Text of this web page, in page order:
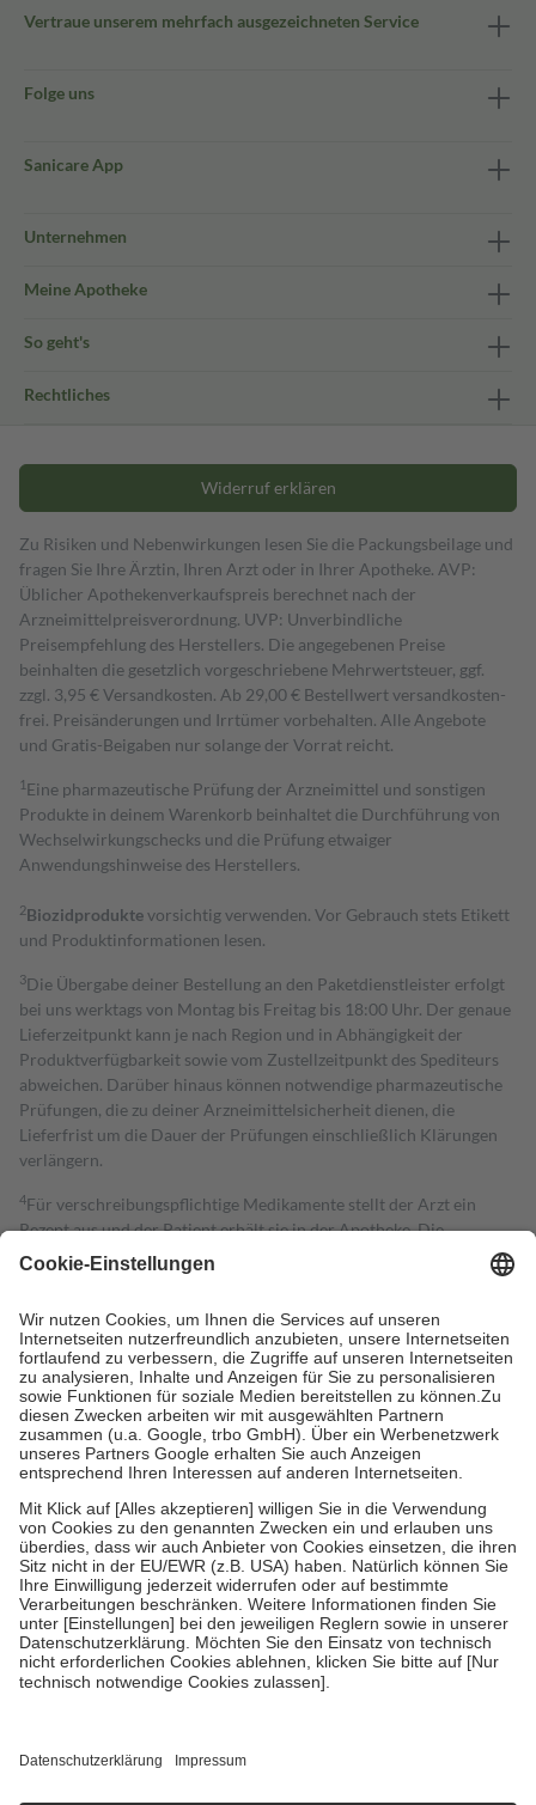
Vertraue unserem mehrfach ausgezeichneten Service
Folge uns
Sanicare App
Unternehmen
Meine Apotheke
So geht's
Rechtliches
Widerruf erklären
Zu Risiken und Nebenwirkungen lesen Sie die Packungsbeilage und
fragen Sie Ihre Ärztin, Ihren Arzt oder in Ihrer Apotheke. AVP:
Üblicher Apothekenverkaufspreis berechnet nach der
Arzneimittelpreisverordnung. UVP: Unverbindliche
Preisempfehlung des Herstellers. Die angegebenen Preise
beinhalten die gesetzlich vorgeschriebene Mehrwertsteuer, ggf.
zzgl. 3,95 € Versandkosten. Ab 29,00 € Bestell­wert versand­kosten­
frei. Preisänderungen und Irrtümer vorbehalten. Alle Angebote
und Gratis-Beigaben nur solange der Vorrat reicht.
1 Eine pharmazeutische Prüfung der Arzneimittel und sonstigen
Produkte in deinem Warenkorb beinhaltet die Durchführung von
Wechselwirkungschecks und die Prüfung etwaiger
Anwendungshinweise des Herstellers.
2Biozidproduktevorsichtig verwenden. Vor Gebrauch stets Etikett
und Produktinformationen lesen.
3Die Übergabe deiner Bestellung an den Paketdienstleister erfolgt
bei uns werktags von Montag bis Freitag bis 18:00 Uhr. Der genaue
Lieferzeitpunkt kann je nach Region und in Abhängigkeit der
Produktverfügbarkeit sowie vom Zustellzeitpunkt des Spediteurs
abweichen. Darüber hinaus können notwendige pharmazeutische
Prüfungen, die zu deiner Arzneimittelsicherheit dienen, die
Lieferfrist um die Dauer der Prüfungen einschließlich Klärungen
verlängern.
4Für verschreibungspflichtige Medikamente stellt der Arzt ein
Rezept aus und der Patient erhält sie in der Apotheke. Die
gesetzliche Krankenversicherung übernimmt in der Regel die
Kosten dafür, der Versicherte trägt einen Teil davon als Zuzahlung
Grundsätzlich leisten Mitglieder Zuzahlungen in Höhe von zehn
Prozent des Abgabepreises,mindestens jedochfünf Euround
höchstens zehn Euro.Es sind jedoch nie mehr als die tatsächlichen
Kosten der Leistung zu entrichten.
Diese Regeln gelten grundsätzlich auch für Online-Apotheken.
Bei Heilmitteln und häuslicher Krankenpflege beträgt die
Zuzahlung zehn Prozent der Kosten sowie zehn Euro je
Verordnung.
Um das Engagement der Versicherten für ihre eigene Gesundheit zu
stärken und die besondere Stellung der Familie zu unterstützen,
fallenkeine Zuzahlungenan bei:
• Kindern und Jugendlichen bis zum vollendeten 18. Lebensjahr
mit Ausnahme der Fahrkosten
• Untersuchungen zur Vorsorge und Früherkennung, die von der
GKV getragen werden
Einholung von Bewertungen. Trusted Shops hat Maßnahmen